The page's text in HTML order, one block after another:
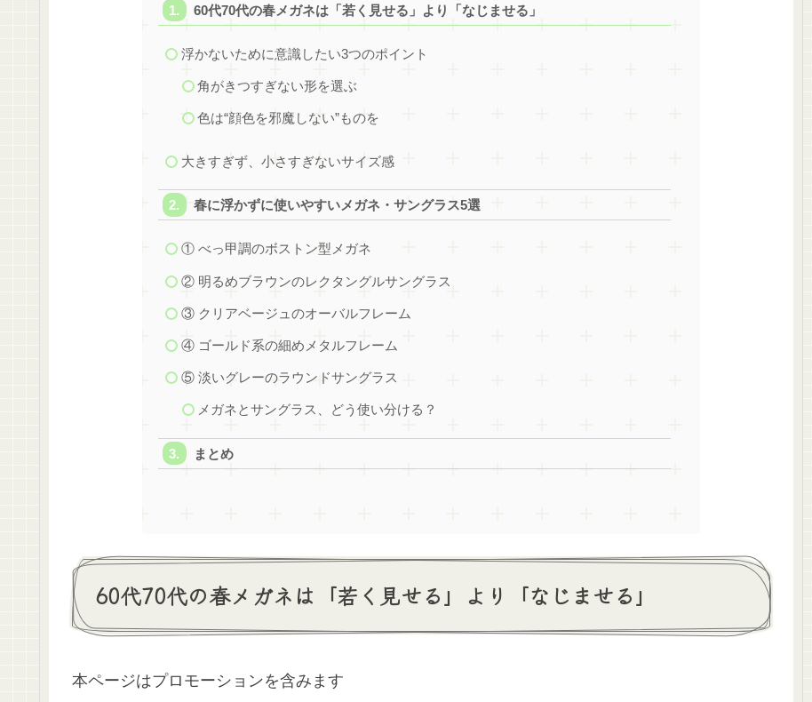
60代70代の春メガネは「若く見せる」より「なじませる」
浮かないために意識したい3つのポイント
角がきつすぎない形を選ぶ
色は“顔色を邪魔しない”ものを
大きすぎず、小さすぎないサイズ感
春に浮かずに使いやすいメガネ・サングラス5選
① べっ甲調のボストン型メガネ
② 明るめブラウンのレクタングルサングラス
③ クリアベージュのオーバルフレーム
④ ゴールド系の細めメタルフレーム
⑤ 淡いグレーのラウンドサングラス
メガネとサングラス、どう使い分ける？
まとめ
60代70代の春メガネは「若く見せる」より「なじませる」
本ページはプロモーションを含みます